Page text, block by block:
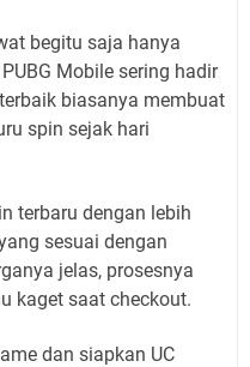
begitu saja hanya
Mobile sering hadir
biasanya membuat
spin sejak hari
terbaru dengan lebih
sesuai dengan
jelas, prosesnya
kaget saat checkout.
dan siapkan UC